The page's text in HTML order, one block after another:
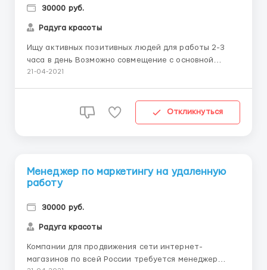
30000 руб.
Радуга красоты
Ищу активных позитивных людей для работы 2-3
часа в день Возможно совмещение с основной
работой или учебой. От 27 лет. Работать надо
1741/Telegram на номер 8 999 130 85 90 ...
21-04-2021
Откликнуться
Менеджер по маркетингу на удаленную
работу
30000 руб.
Радуга красоты
Компании для продвижения сети интернет-
магазинов по всей России требуется менеджер